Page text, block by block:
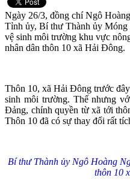
Ngày 26/3, đồng chí Ngô
Tỉnh ủy, Bí thư Thành ủy Móng
vệ sinh môi trường khu vực
nhân dân thôn 10 xã Hải Đông.
Thôn 10, xã Hải Đông trước
sinh môi trường. Thế nhưng
Đảng, chính quyền từ xã tới
Thôn 10 đã có sự thay đổi rất
Bí thư Thành ủy Ngô Hoàng
thôn 10